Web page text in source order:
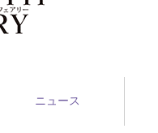
ニュース